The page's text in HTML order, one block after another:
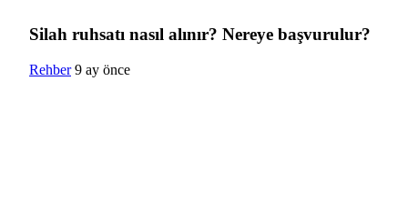
Silah ruhsatı nasıl alınır? Nereye başvurulur?
Rehber 9 ay önce